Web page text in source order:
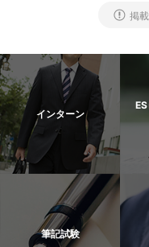
掲
インターン
筆記試験